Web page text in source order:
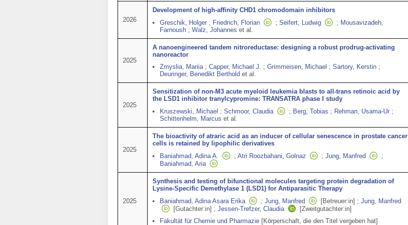
2026
Development of high-affinity CHD1 chromodomain inhibitors
Greschik, Holger ; Friedrich, Florian ; Seifert, Ludwig ; Mousavizadeh,
Farnoush ; Walz, Johannes et al.
2025
A nanoengineered tandem nitroreductase: designing a robust prodrug-activating
nanoreactor
Zmyslia, Mariia ; Capper, Michael J. ; Grimmeisen, Michael ; Sartory, Kerstin ;
Deuringer, Benedikt Berthold et al.
2025
Sensitization of non-M3 acute myeloid leukemia blasts to all-trans retinoic acid by
the LSD1 inhibitor tranylcypromine: TRANSATRA phase I study
Kruszewski, Michael ; Schmoor, Claudia ; Berg, Tobias ; Rehman, Usama-Ur ;
Schittenhelm, Marcus et al.
2025
The bioactivity of atraric acid as an inducer of cellular senescence in prostate cancer
cells is retained by lipophilic derivatives
Baniahmad, Adina A.
; Atri Roozbahani, Golnaz ; Jung, Manfred
;
Baniahmad, Aria
2025
Synthesis and testing of bifunctional molecules targeting protein degradation of
Lysine-Specific Demethylase 1 (LSD1) for Antiparasitic Therapy
Baniahmad, Adina Asara Erika
; Jung, Manfred [Betreuer:in] ; Jung, Manfred
[Gutachter:in] ; Jessen-Trefzer, Claudia
[Zweitgutachter:in]
Fakultät für Chemie und Pharmazie [Körperschaft, die den Titel vergeben hat]